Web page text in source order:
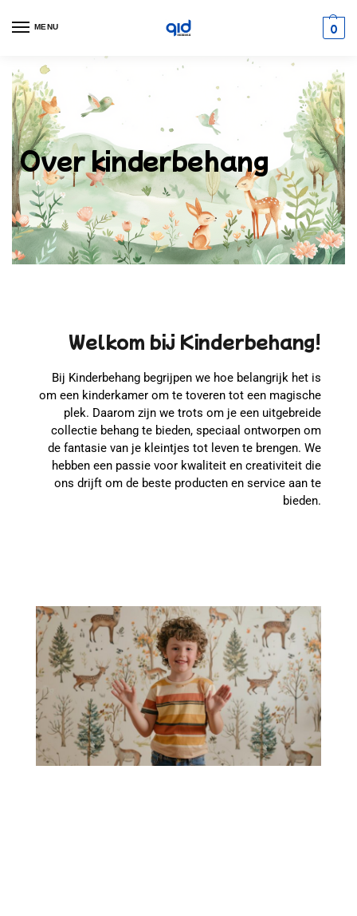
MENU 0
Over kinderbehang
Welkom bij Kinderbehang!
Bij Kinderbehang begrijpen we hoe belangrijk het is
om een kinderkamer om te toveren tot een magische
plek. Daarom zijn we trots om je een uitgebreide
collectie behang te bieden, speciaal ontworpen om
de fantasie van je kleintjes tot leven te brengen. We
hebben een passie voor kwaliteit en creativiteit die
ons drijft om de beste producten en service aan te
bieden.